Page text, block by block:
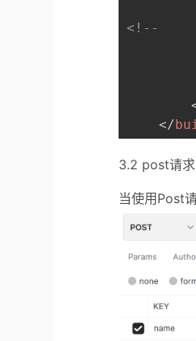
<!--
</
3.2 post请
当使用Post